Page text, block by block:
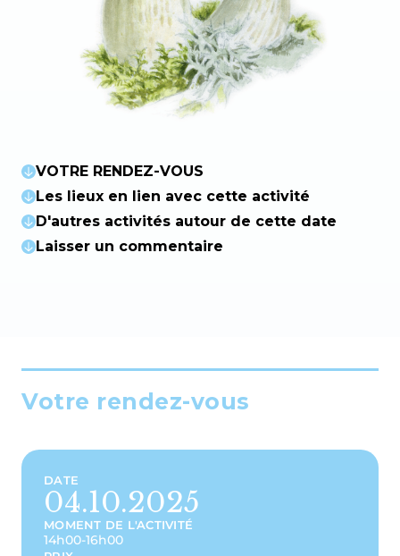
VOTRE RENDEZ-VOUS
Les lieux en lien avec cette activité
D'autres activités autour de cette date
Laisser un commentaire
Votre rendez-vous
DATE
04.10.2025
MOMENT DE L'ACTIVITÉ
14h00-16h00